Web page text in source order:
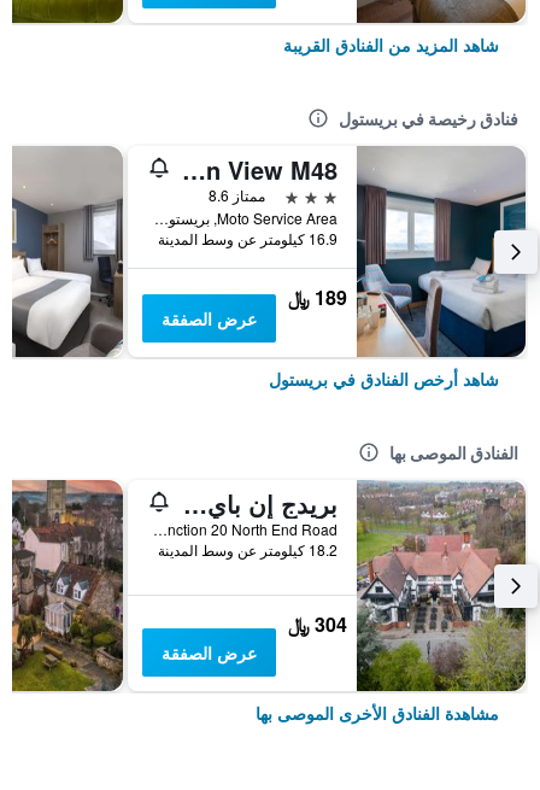
شاهد المزيد من الفنادق القريبة
فنادق رخيصة في بريستول
Travelodge Bristol Severn View M48
3 نجوم
ممتاز 8.6
Moto Service Area, بريستول, المملكة المتحدة
16.9 كيلومتر عن وسط المدينة
189 ﷼
عرض الصفقة
شاهد أرخص الفنادق في بريستول
الفنادق الموصى بها
بريدج إن باي جرين كينج إنز
M5, Junction 20 North End Road, بريستول, المملكة المتحدة
18.2 كيلومتر عن وسط المدينة
304 ﷼
عرض الصفقة
مشاهدة الفنادق الأخرى الموصى بها